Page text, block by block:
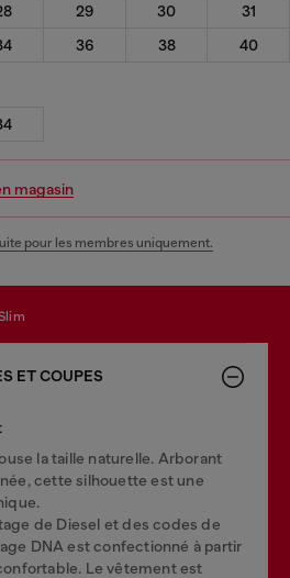
29 30
31
36 38 40
magasin
pour les membres uniquement.
slim
ET COUPES
la taille naturelle. Arborant
cette silhouette est une
de Diesel et des codes de
DNA est confectionné à partir
Le vêtement est